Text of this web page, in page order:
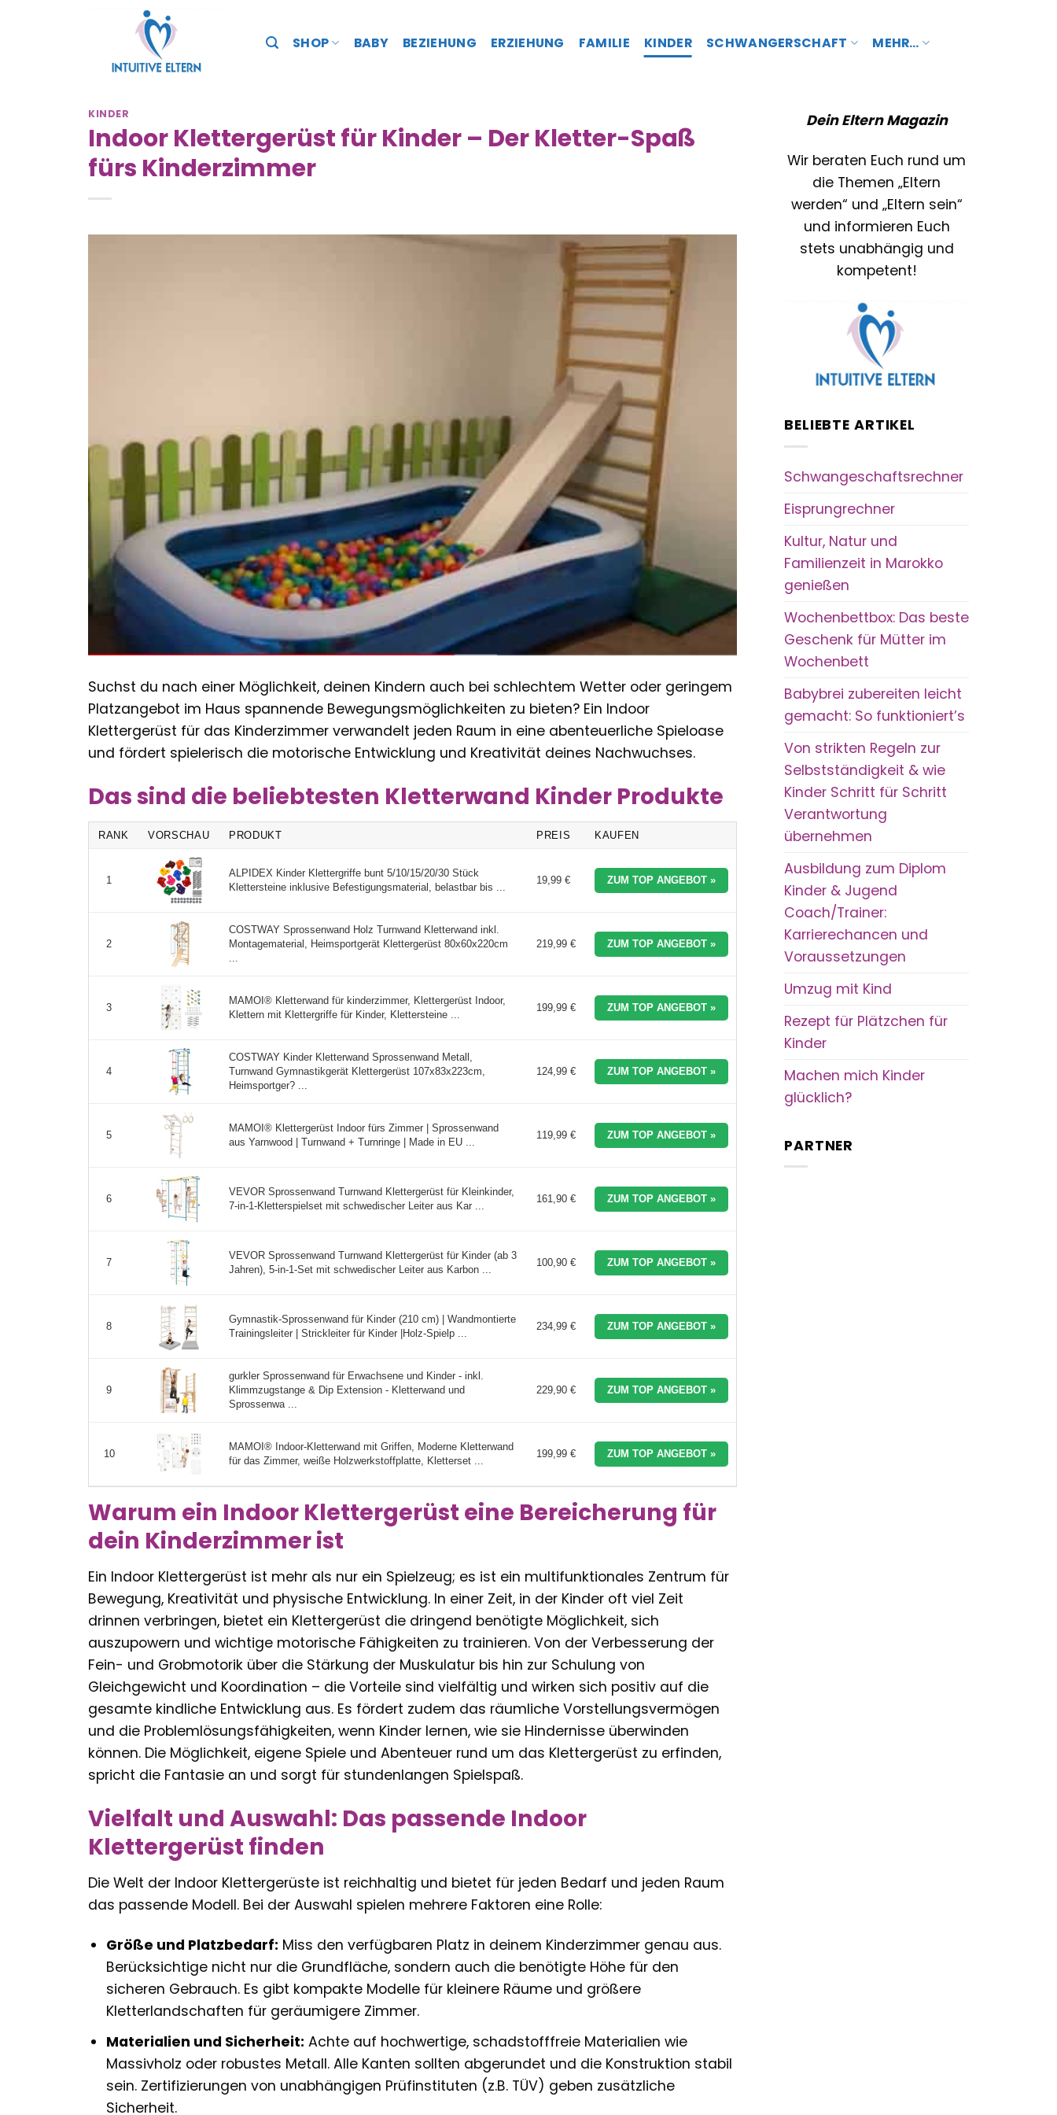
SHOP BABY BEZIEHUNG ERZIEHUNG FAMILIE KINDER SCHWANGERSCHAFT MEHR…
KINDER
Indoor Klettergerüst für Kinder – Der Kletter-Spaß
fürs Kinderzimmer
Suchst du nach einer Möglichkeit, deinen Kindern auch bei schlechtem Wetter oder geringem
Platzangebot im Haus spannende Bewegungsmöglichkeiten zu bieten? Ein Indoor
Klettergerüst für das Kinderzimmer verwandelt jeden Raum in eine abenteuerliche Spieloase
und fördert spielerisch die motorische Entwicklung und Kreativität deines Nachwuchses.
Das sind die beliebtesten Kletterwand Kinder Produkte
RANK VORSCHAU PRODUKT PREIS KAUFEN
1
ALPIDEX Kinder Klettergriffe bunt 5/10/15/20/30 Stück
Klettersteine inklusive Befestigungsmaterial, belastbar bis ...
19,99 € ZUM TOP ANGEBOT »
2
COSTWAY Sprossenwand Holz Turnwand Kletterwand inkl.
Montagematerial, Heimsportgerät Klettergerüst 80x60x220cm
...
219,99 € ZUM TOP ANGEBOT »
3
MAMOI® Kletterwand für kinderzimmer, Klettergerüst Indoor,
Klettern mit Klettergriffe für Kinder, Klettersteine ...
199,99 € ZUM TOP ANGEBOT »
4
COSTWAY Kinder Kletterwand Sprossenwand Metall,
Turnwand Gymnastikgerät Klettergerüst 107x83x223cm,
Heimsportger? ...
124,99 € ZUM TOP ANGEBOT »
5
MAMOI® Klettergerüst Indoor fürs Zimmer | Sprossenwand
aus Yarnwood | Turnwand + Turnringe | Made in EU ...
119,99 € ZUM TOP ANGEBOT »
6
VEVOR Sprossenwand Turnwand Klettergerüst für Kleinkinder,
7-in-1-Kletterspielset mit schwedischer Leiter aus Kar ...
161,90 € ZUM TOP ANGEBOT »
7
VEVOR Sprossenwand Turnwand Klettergerüst für Kinder (ab 3
Jahren), 5-in-1-Set mit schwedischer Leiter aus Karbon ...
100,90 € ZUM TOP ANGEBOT »
8
Gymnastik-Sprossenwand für Kinder (210 cm) | Wandmontierte
Trainingsleiter | Strickleiter für Kinder |Holz-Spielp ...
234,99 € ZUM TOP ANGEBOT »
9
gurkler Sprossenwand für Erwachsene und Kinder - inkl.
Klimmzugstange & Dip Extension - Kletterwand und
Sprossenwa ...
229,90 € ZUM TOP ANGEBOT »
10
MAMOI® Indoor-Kletterwand mit Griffen, Moderne Kletterwand
für das Zimmer, weiße Holzwerkstoffplatte, Kletterset ...
199,99 € ZUM TOP ANGEBOT »
Warum ein Indoor Klettergerüst eine Bereicherung für
dein Kinderzimmer ist
Ein Indoor Klettergerüst ist mehr als nur ein Spielzeug; es ist ein multifunktionales Zentrum für
Bewegung, Kreativität und physische Entwicklung. In einer Zeit, in der Kinder oft viel Zeit
drinnen verbringen, bietet ein Klettergerüst die dringend benötigte Möglichkeit, sich
auszupowern und wichtige motorische Fähigkeiten zu trainieren. Von der Verbesserung der
Fein- und Grobmotorik über die Stärkung der Muskulatur bis hin zur Schulung von
Gleichgewicht und Koordination – die Vorteile sind vielfältig und wirken sich positiv auf die
gesamte kindliche Entwicklung aus. Es fördert zudem das räumliche Vorstellungsvermögen
und die Problemlösungsfähigkeiten, wenn Kinder lernen, wie sie Hindernisse überwinden
können. Die Möglichkeit, eigene Spiele und Abenteuer rund um das Klettergerüst zu erfinden,
spricht die Fantasie an und sorgt für stundenlangen Spielspaß.
Vielfalt und Auswahl: Das passende Indoor
Klettergerüst finden
Die Welt der Indoor Klettergerüste ist reichhaltig und bietet für jeden Bedarf und jeden Raum
das passende Modell. Bei der Auswahl spielen mehrere Faktoren eine Rolle:
Größe und Platzbedarf: Miss den verfügbaren Platz in deinem Kinderzimmer genau aus.
Berücksichtige nicht nur die Grundfläche, sondern auch die benötigte Höhe für den
sicheren Gebrauch. Es gibt kompakte Modelle für kleinere Räume und größere
Kletterlandschaften für geräumigere Zimmer.
Materialien und Sicherheit: Achte auf hochwertige, schadstofffreie Materialien wie
Massivholz oder robustes Metall. Alle Kanten sollten abgerundet und die Konstruktion stabil
sein. Zertifizierungen von unabhängigen Prüfinstituten (z.B. TÜV) geben zusätzliche
Sicherheit.
Dein Eltern Magazin
Wir beraten Euch rund um
die Themen „Eltern
werden“ und „Eltern sein“
und informieren Euch
stets unabhängig und
kompetent!
BELIEBTE ARTIKEL
Schwangeschaftsrechner
Eisprungrechner
Kultur, Natur und
Familienzeit in Marokko
genießen
Wochenbettbox: Das beste
Geschenk für Mütter im
Wochenbett
Babybrei zubereiten leicht
gemacht: So funktioniert’s
Von strikten Regeln zur
Selbstständigkeit & wie
Kinder Schritt für Schritt
Verantwortung
übernehmen
Ausbildung zum Diplom
Kinder & Jugend
Coach/Trainer:
Karrierechancen und
Voraussetzungen
Umzug mit Kind
Rezept für Plätzchen für
Kinder
Machen mich Kinder
glücklich?
PARTNER